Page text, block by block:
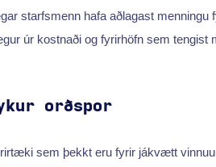
starfsmenn hafa aðlagast
úr kostnaði og fyrirhöfn sem tengist
orðspor
sem þekkt eru fyrir jákvætt